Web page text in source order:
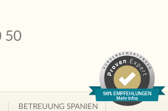
50
BETREUUNG SPANIEN
98% EMPFEHLUNGEN
Mehr Infos